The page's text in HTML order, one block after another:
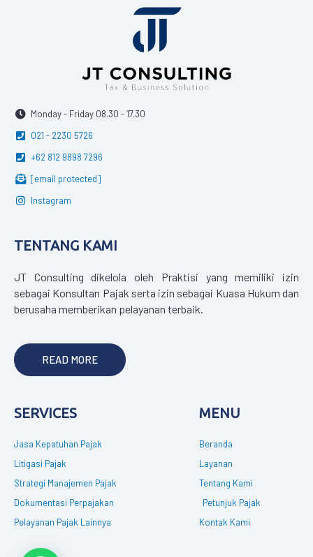
Monday - Friday 08.30 - 17.30
021 - 2230 5726
+62 812 9898 7296
[email protected]
Instagram
TENTANG KAMI
JT Consulting dikelola oleh Praktisi yang memiliki izin
sebagai Konsultan Pajak serta izin sebagai Kuasa Hukum dan
berusaha memberikan pelayanan terbaik.
READ MORE
SERVICES
Jasa Kepatuhan Pajak
Litigasi Pajak
Strategi Manajemen Pajak
Dokumentasi Perpajakan
Pelayanan Pajak Lainnya
MENU
Beranda
Layanan
Tentang Kami
Petunjuk Pajak
Kontak Kami